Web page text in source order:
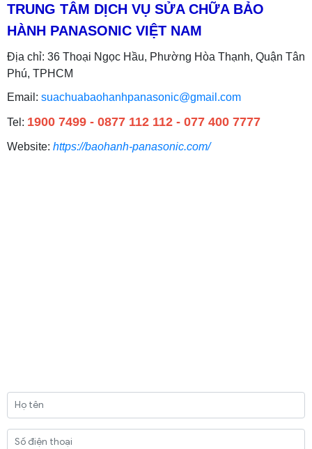
TRUNG TÂM DỊCH VỤ SỬA CHỮA BẢO
HÀNH PANASONIC VIỆT NAM
Địa chỉ: 36 Thoại Ngọc Hầu, Phường Hòa Thạnh, Quận Tân
Phú, TPHCM
Email: suachuabaohanhpanasonic@gmail.com
Tel: 1900 7499 - 0877 112 112 - 077 400 7777
Website: https://baohanh-panasonic.com/